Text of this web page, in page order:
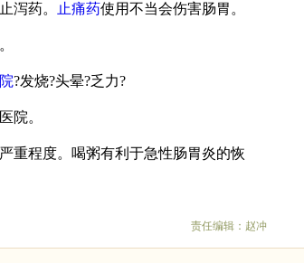
泻药。 止痛药使用不当会伤害肠胃。
?发烧?头晕?乏力?
院。
重程度。喝粥有利于急性肠胃炎的恢
责任编辑：赵冲